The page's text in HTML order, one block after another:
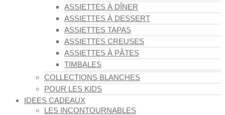
ASSIETTES À DÎNER
ASSIETTES À DESSERT
ASSIETTES TAPAS
ASSIETTES CREUSES
ASSIETTES À PÂTES
TIMBALES
COLLECTIONS BLANCHES
POUR LES KIDS
IDEES CADEAUX
LES INCONTOURNABLES